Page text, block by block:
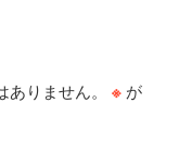
りません。 ※ が